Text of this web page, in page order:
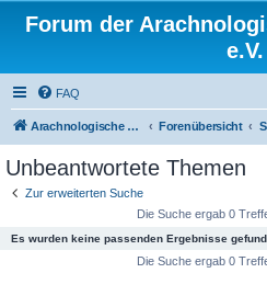
Forum der
e.V.
FAQ
Arachnologische Gesellschaft e. V. Forenübersicht
Unbeantwortete Themen
Zur erweiterten Suche
Die Suche ergab 0
Es wurden keine passenden Ergebnisse
Die Suche ergab 0